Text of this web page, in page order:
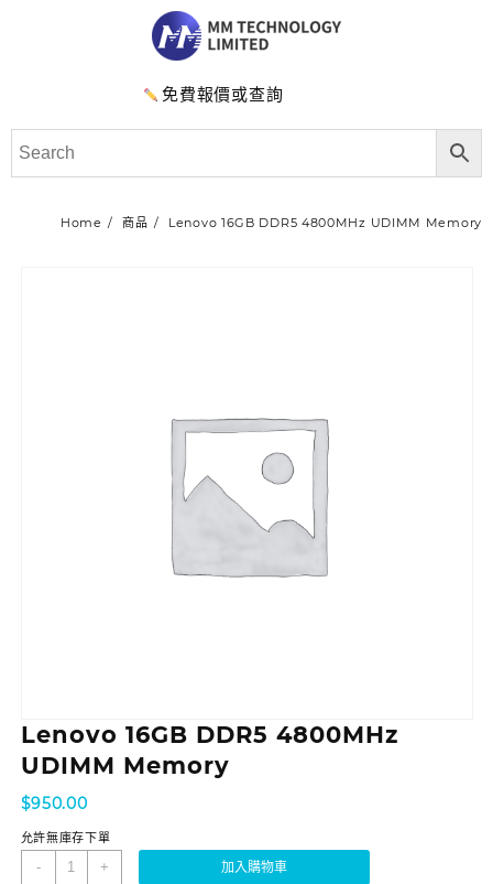
免費報價或查詢
Home 商品 Lenovo 16GB DDR5 4800MHz UDIMM Memory
Lenovo 16GB DDR5 4800MHz
UDIMM Memory
$950.00
允許無庫存下單
- + 加入購物車